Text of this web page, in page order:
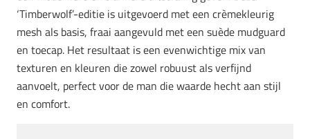
‘Timberwolf’-editie is uitgevoerd met een crèmekleurig
mesh als basis, fraai aangevuld met een suède mudguard
en toecap. Het resultaat is een evenwichtige mix van
texturen en kleuren die zowel robuust als verfijnd
aanvoelt, perfect voor de man die waarde hecht aan stijl
en comfort.